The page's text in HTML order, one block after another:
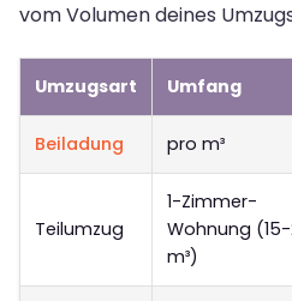
vom Volumen deines
Umzugsart Umfang
Beiladung pro m³
Teilumzug
1-Zimmer-
Wohnung
m³)